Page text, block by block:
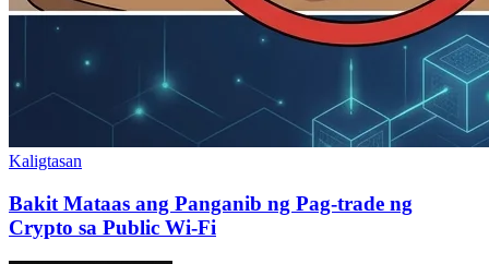
Kaligtasan
Bakit Mataas ang Panganib ng Pag-trade ng
Crypto sa Public Wi-Fi